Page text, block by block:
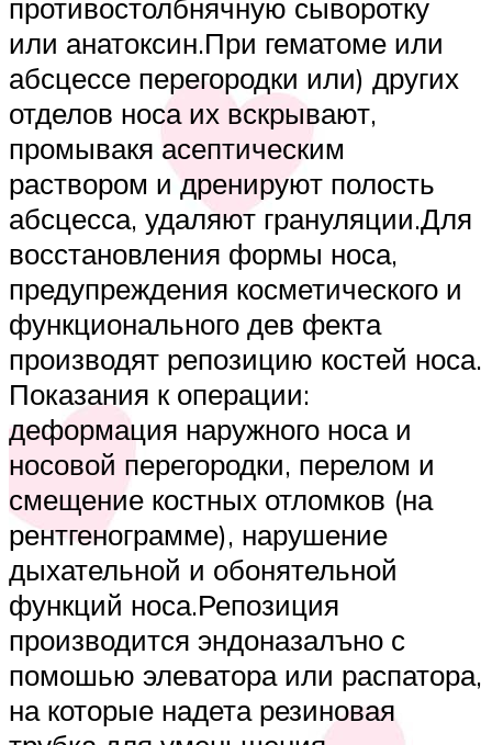
противостолбнячную сыворотку
или анатоксин.При гематоме или
абсцессе перегородки или) других
отделов носа их вскрывают,
промывакя асептическим
раствором и дренируют полость
абсцесса, удаляют грануляции.Для
восстановления формы носа,
предупреждения косметического и
функционального дев фекта
производят репозицию костей носа.
Показания к операции:
деформация наружного носа и
носовой перегородки, перелом и
смещение костных отломков (на
рентгенограмме), нарушение
дыхательной и обонятельной
функций носа.Репозиция
производится эндоназалъно с
помошью элеватора или распатора,
на которые надета резиновая